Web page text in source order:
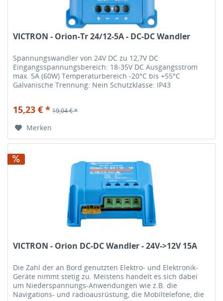
VICTRON - Orion-Tr 24/12-5A - DC-DC Wandler
Spannungswandler von 24V DC zu 12,7V DC
Eingangsspannungsbereich: 18-35V DC Ausgangsstrom
max. 5A (60W) Temperaturbereich -20°C bis +55°C
Galvanische Trennung: Nein Schutzklasse: IP43
15,23 € * 19,04 € *
Merken
VICTRON - Orion DC-DC Wandler - 24V->12V 15A
Die Zahl der an Bord genutzten Elektro- und Elektronik-
Geräte nimmt stetig zu. Meistens handelt es sich dabei
um Niederspannungs-Anwendungen wie z.B. die
Navigations- und radioausrüstung, die Mobiltelefone, die